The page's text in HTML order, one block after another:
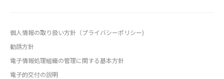
個人情報の取り扱い方針（プライバシーポリシー)
勧誘方針
電子情報処理組織の管理に関する基本方針
電子的交付の説明